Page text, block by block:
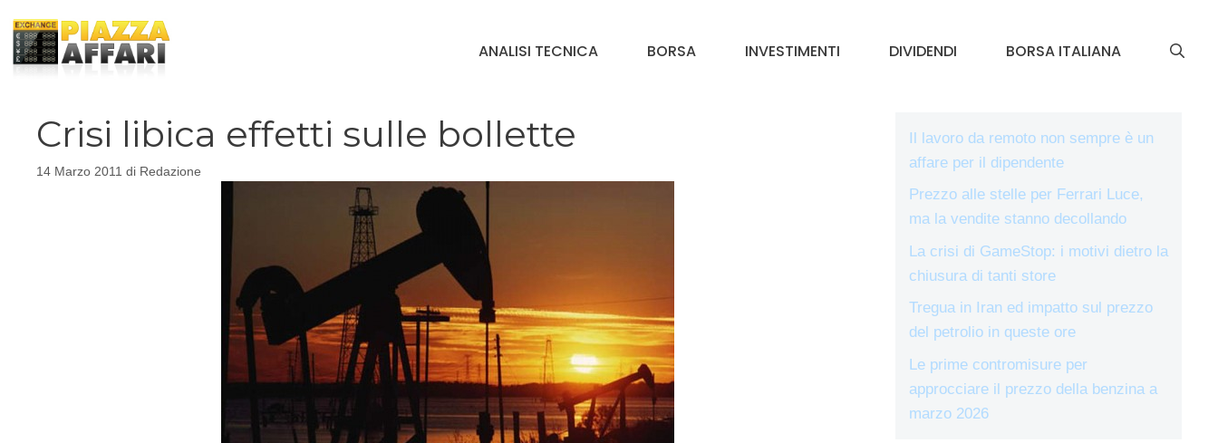
contenuto
ANALISI TECNICA BORSA INVESTIMENTI DIVIDENDI BORSA ITALIANA
Crisi libica effetti sulle bollette
14 Marzo 2011 di Redazione
Il lavoro da remoto non sempre è un
affare per il dipendente
Prezzo alle stelle per Ferrari Luce,
ma la vendite stanno decollando
La crisi di GameStop: i motivi dietro la
chiusura di tanti store
Tregua in Iran ed impatto sul prezzo
del petrolio in queste ore
Le prime contromisure per
approcciare il prezzo della benzina a
marzo 2026